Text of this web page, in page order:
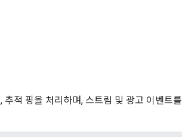
추적 핑을 처리하며, 스트림 및 광고 이벤트를